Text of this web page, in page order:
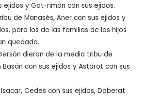
ejidos y Gat-rimón con sus ejidos.
de Manasés, Aner con sus ejidos y
para los de las familias de los hijos
quedado.
dieron de la media tribu de
Basán con sus ejidos y Astarot con sus
Cedes con sus ejidos, Daberat